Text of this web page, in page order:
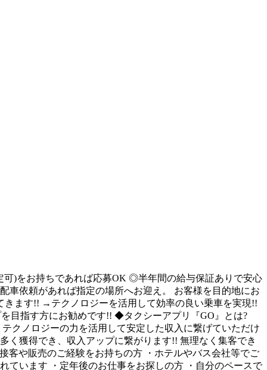
)をお持ちであれば応募OK ◎半年間の給与保証ありで安心
依頼があれば指定の場所へお迎え。 お客様を目的地にお
ます!! →テクノロジーを活用して効率の良い乗車を実現!!
目指す方にお勧めです!! ◆タクシーアプリ『GO』とは?
クノロジーの力を活用して安定した収入に繋げていただけ
獲得でき、収入アップに繋がります!! 無理なく集客でき
客や販売のご経験をお持ちの方 ・ホテルやバス会社等でご
ています ・定年後のお仕事をお探しの方 ・自分のペースで